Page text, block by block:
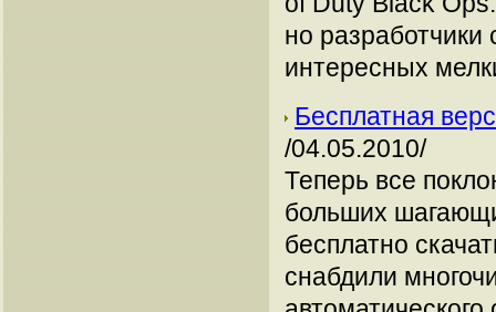
но разработчики
интересных
Бесплатная
/04.05.2010/
Теперь все
больших
бесплатно
снабдили